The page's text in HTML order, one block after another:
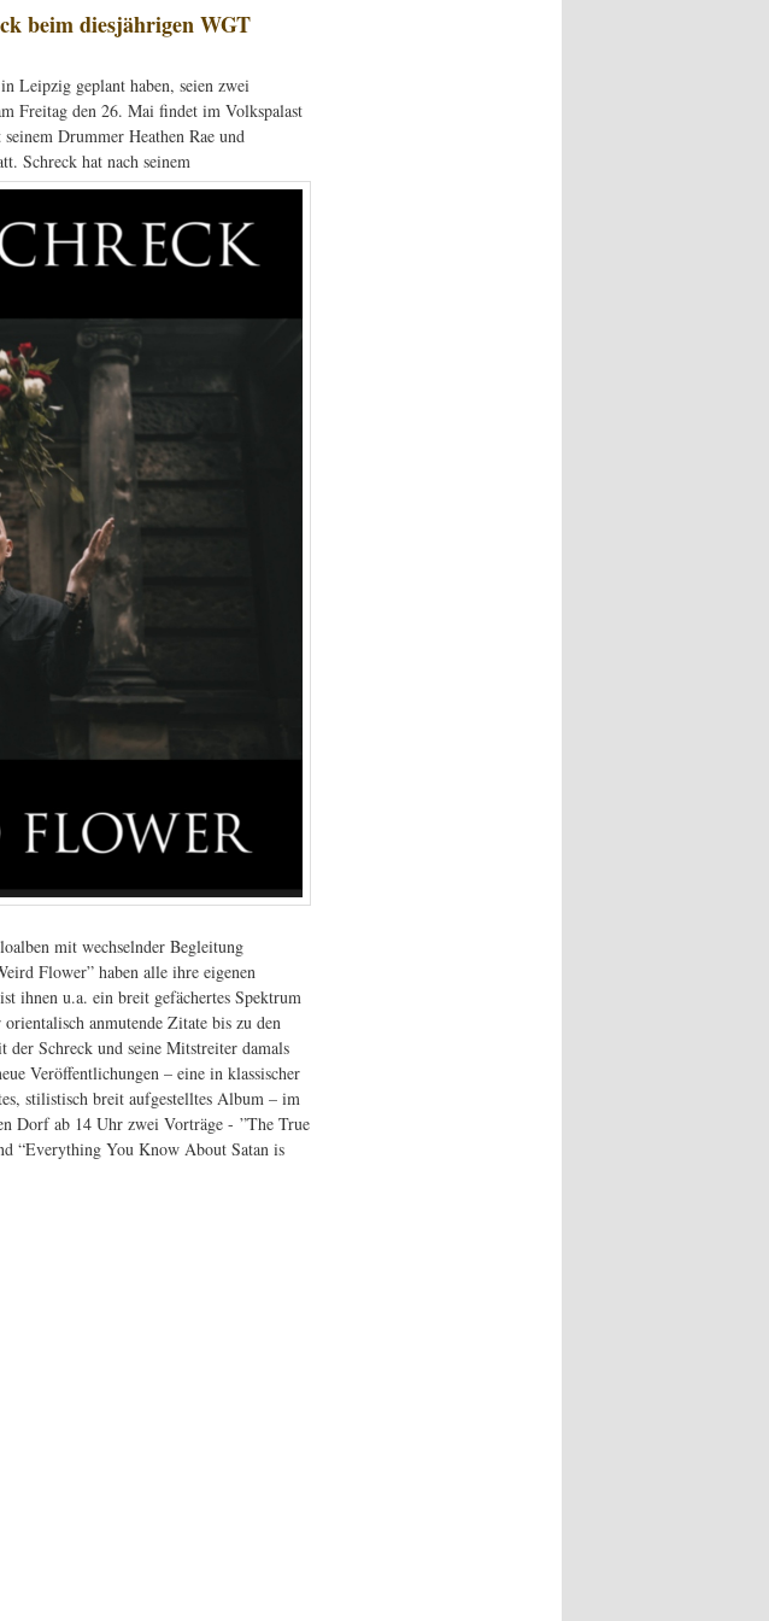
beim diesjährigen WGT
Leipzig geplant haben, seien zwei
Freitag den 26. Mai findet im Volkspalast
Drummer Heathen Rae und
Schreck hat nach seinem
mit wechselnder Begleitung
Flower” haben alle ihre eigenen
ihnen u.a. ein breit gefächertes Spektrum
anmutende Zitate bis zu den
Schreck und seine Mitstreiter damals
Veröffentlichungen – eine in klassischer
stilistisch breit aufgestelltes Album – im
Dorf ab 14 Uhr zwei Vorträge - ”The True
“Everything You Know About Satan is